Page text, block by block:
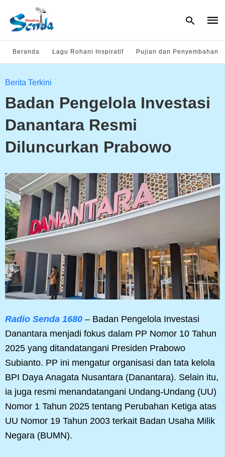
and
Beranda Lagu Rohani Inspiratif Pujian dan Penyembahan
Berita Terkini
Badan Pengelola Investasi
Danantara Resmi
Diluncurkan Prabowo
Radio Senda 1680 – Badan Pengelola Investasi
Danantara menjadi fokus dalam PP Nomor 10 Tahun
2025 yang ditandatangani Presiden Prabowo
Subianto. PP ini mengatur organisasi dan tata kelola
BPI Daya Anagata Nusantara (Danantara). Selain itu,
ia juga resmi menandatangani Undang-Undang (UU)
Nomor 1 Tahun 2025 tentang Perubahan Ketiga atas
UU Nomor 19 Tahun 2003 terkait Badan Usaha Milik
Negara (BUMN).